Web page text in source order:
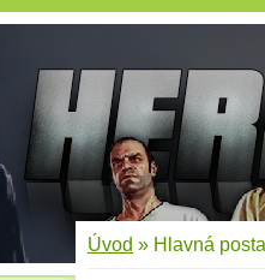
Úvod » Hlavná